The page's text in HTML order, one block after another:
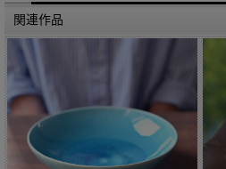
関連作品